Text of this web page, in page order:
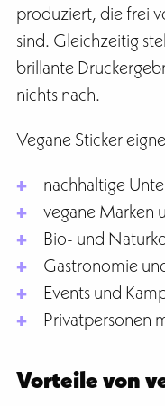
produziert, die frei
sind. Gleichzeitig
brillante
nichts nach.
Vegane Sticker
nachhaltige
vegane Marken
Bio- und
Gastronomie
Events und
Privatpersonen
Vorteile von